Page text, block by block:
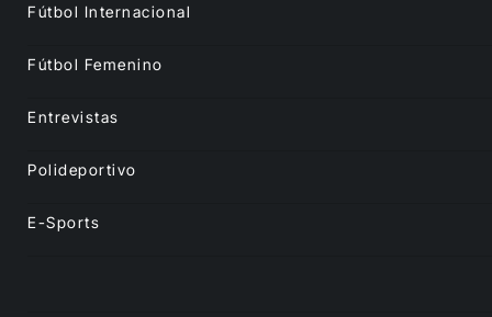
Fútbol Internacional
Fútbol Femenino
Entrevistas
Polideportivo
E-Sports